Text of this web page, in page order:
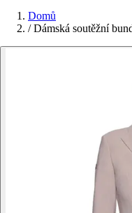
Domů
/ Dámská soutěžní